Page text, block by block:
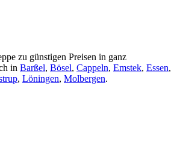
zu günstigen Preisen in ganz
in Barßel, Bösel, Cappeln, Emstek, Essen,
, Löningen, Molbergen.